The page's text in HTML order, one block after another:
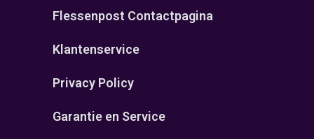
Flessenpost Contactpagina
Klantenservice
Privacy Policy
Garantie en Service